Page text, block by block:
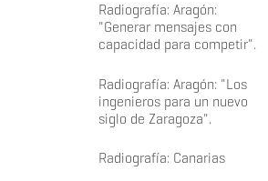
Radiografía: Aragón:
"Generar mensajes con
capacidad para competir".
Radiografía: Aragón: "Los
ingenieros para un nuevo
siglo de Zaragoza".
Radiografía: Canarias